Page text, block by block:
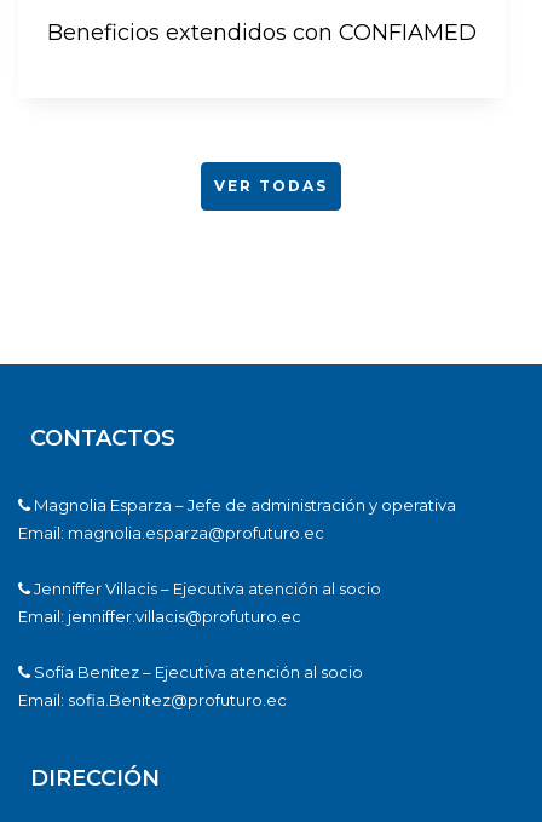
Beneficios extendidos con CONFIAMED
VER TODAS
CONTACTOS
Magnolia Esparza – Jefe de administración y operativa
Email: magnolia.esparza@profuturo.ec
Jenniffer Villacis – Ejecutiva atención al socio
Email: jenniffer.villacis@profuturo.ec
Sofía Benitez – Ejecutiva atención al socio
Email: sofia.Benitez@profuturo.ec
DIRECCIÓN